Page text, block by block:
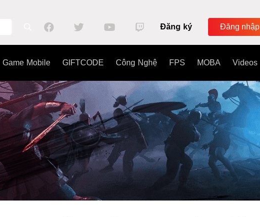
Đăng ký Đăng nhập
Game Mobile GIFTCODE Công Nghệ FPS MOBA Videos